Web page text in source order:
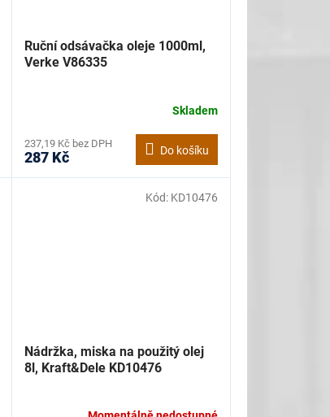
Ruční odsávačka oleje 1000ml,
Verke V86335
Skladem
237,19 Kč bez DPH
287 Kč Do košíku
Nádržka, miska na použitý olej
8l, Kraft&Dele KD10476
Kód: KD10476